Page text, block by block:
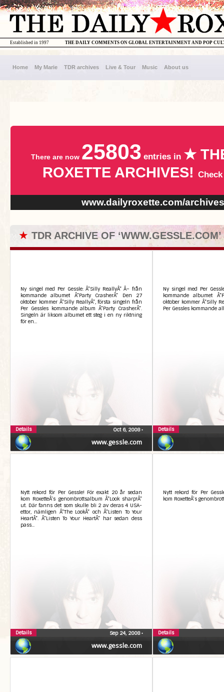
THE DAILY COMMENTS ON GLOBAL ENTERTAINMENT AND POP
Established in 1997
Home My Marie TDR archives Live & Tour Music About us
There are now 25803 entries in ★
ROXETTE ARCHIVES!
www.dailyroxette.com/archives
★ TDR ARCHIVE OF ‘WWW.GESSLE.COM’
www.gessle.com
Ny singel med Per Gessle: Â”Silly ReallyÂ” Â– från
kommande albumet Â”Party CrasherÂ” Den 27
oktober kommer Â”Silly ReallyÂ”, första singeln från
Per Gessles kommande album Â”Party CrasherÂ”.
Singeln är liksom albumet ett steg i en ny riktning
för en...
Oct 6, 2008•
Details
Ny singel med Per
kommande albumet
oktober kommer Â”Silly
Per Gessles kommande
Details
www.gessle.com
Nytt rekord för Per Gessle! För exakt 20 år sedan
kom RoxetteÂ’s genombrottsalbum Â”Look sharp!Â”
ut. Där fanns det som skulle bli 2 av deras 4 USA-
ettor, nämligen Â”The LookÂ” och Â”Listen To Your
HeartÂ”. Â”Listen To Your HeartÂ” har sedan dess
pass...
Sep 24, 2008•
Details
Nytt rekord för Per
kom RoxetteÂ’s
Details